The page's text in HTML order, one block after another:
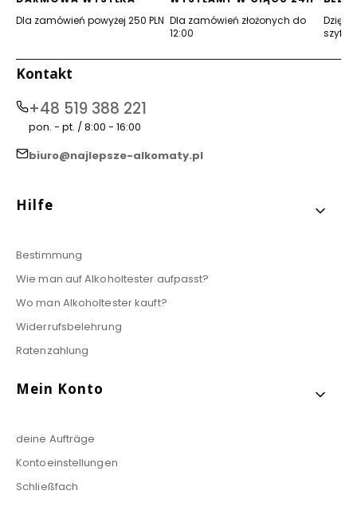
Dla zamówień powyżej 250 PLN Dla zamówień złożonych do
12:00
Dzięki
Kontakt
+48 519 388 221
pon. - pt. / 8:00 - 16:00
biuro@najlepsze-alkomaty.pl
Fußzeilenmenü
Hilfe
Bestimmung
Wie man auf Alkoholtester aufpasst?
Wo man Alkoholtester kauft?
Widerrufsbelehrung
Ratenzahlung
Mein Konto
deine Aufträge
Kontoeinstellungen
Schließfach